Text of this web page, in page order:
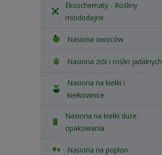
Ekoschematy - Rośliny
miododajne
Nasiona owoców
Nasiona ziół i roślin jadalnych
Nasiona na kiełki i
kiełkownice
Nasiona na kiełki duże
opakowania
Nasiona na poplon